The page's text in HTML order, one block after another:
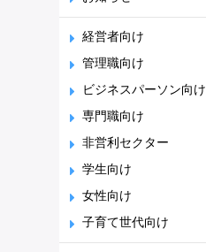
経営者向け
管理職向け
ビジネスパーソン向け
専門職向け
非営利セクター
学生向け
女性向け
子育て世代向け